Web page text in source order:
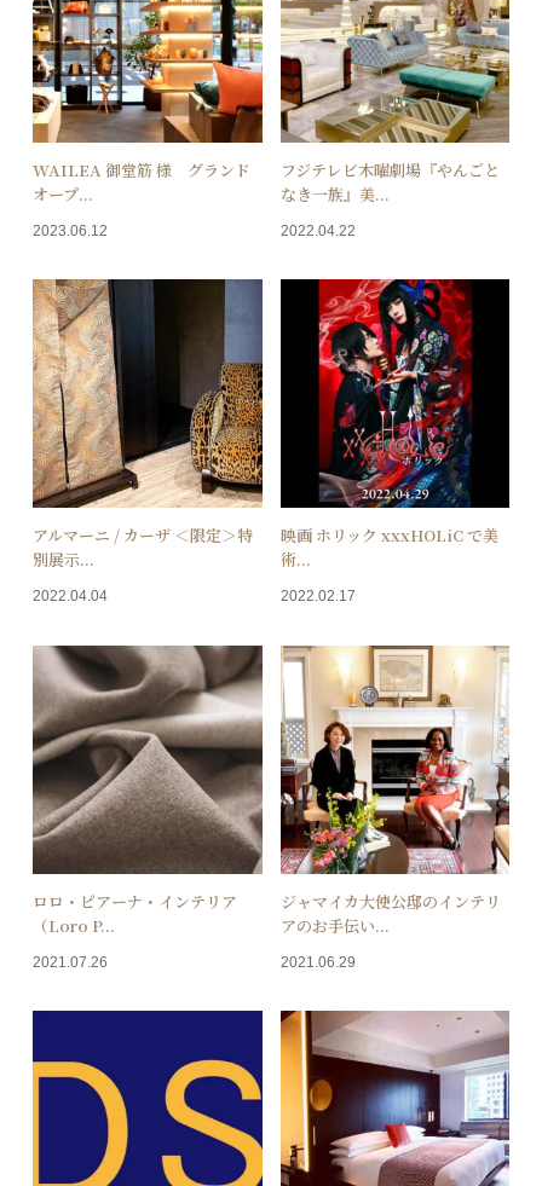
WAILEA 御堂筋 様 グランド
オープ...
2023.06.12
フジテレビ木曜劇場『やんごと
なき一族』美...
2022.04.22
アルマーニ / カーザ ＜限定＞特
別展示...
2022.04.04
映画 ホリック xxxHOLiC で美
術...
2022.02.17
ロロ・ピアーナ・インテリア
（Loro P...
2021.07.26
ジャマイカ大使公邸のインテリ
アのお手伝い...
2021.06.29